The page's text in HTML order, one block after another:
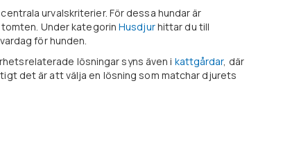
urvalskriterier. För dessa hundar är
Under kategorinHusdjurhittar du till
för hunden.
lösningar syns även i kattgårdar, där
det är att välja en lösning som matchar djurets